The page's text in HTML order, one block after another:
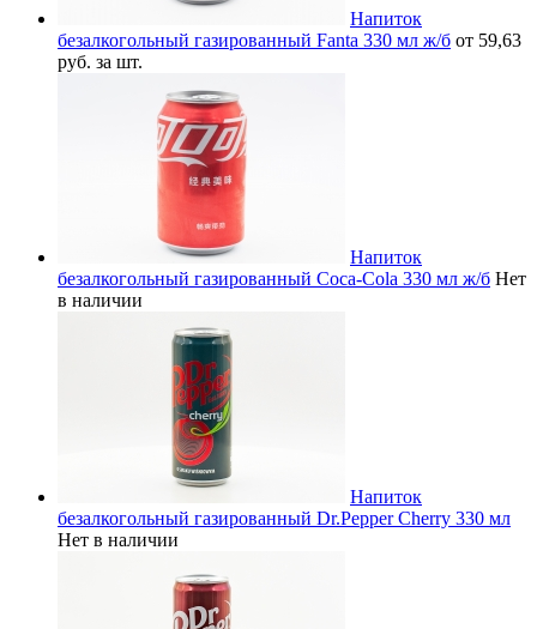
Напиток
безалкогольный газированный Fanta 330 мл ж/б от 59,63
руб. за шт.
Напиток
безалкогольный газированный Coca-Cola 330 мл ж/б Нет
в наличии
Напиток
безалкогольный газированный Dr.Pepper Cherry 330 мл
Нет в наличии